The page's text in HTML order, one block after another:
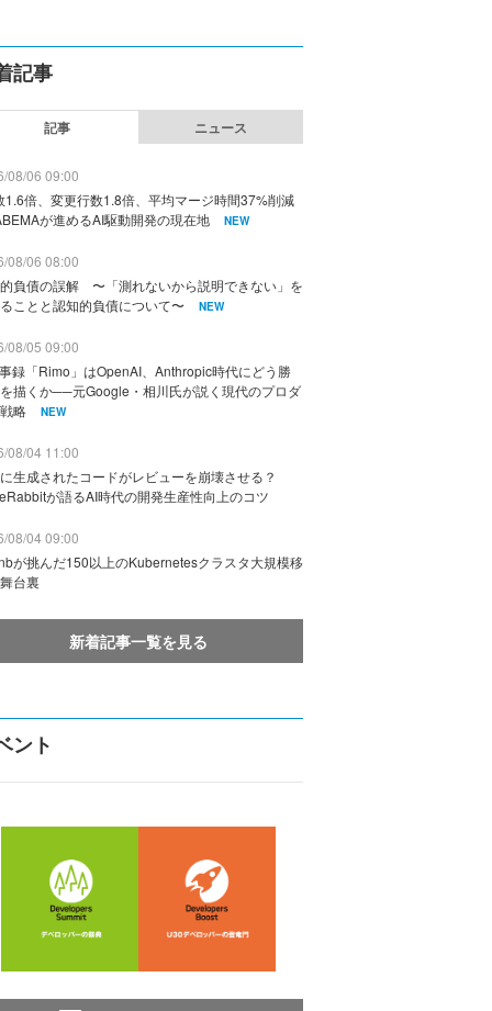
記事
記事 ニュース
08/06 09:00
1.6倍、変更行数1.8倍、平均マージ時間37%削減
が進めるAI駆動開発の現在地
NEW
08/06 08:00
負債の誤解 〜「測れないから説明できない」を
ことと認知的負債について〜
NEW
08/05 09:00
録「Rimo」はOpenAI、Anthropic時代にどう勝
描くか──元Google・相川氏が説く現代のプロダ
略
NEW
08/04 11:00
生成されたコードがレビューを崩壊させる？
が語るAI時代の開発生産性向上のコツ
08/04 09:00
が挑んだ150以上のKubernetesクラスタ大規模移
台裏
新着記事一覧を見る
ント